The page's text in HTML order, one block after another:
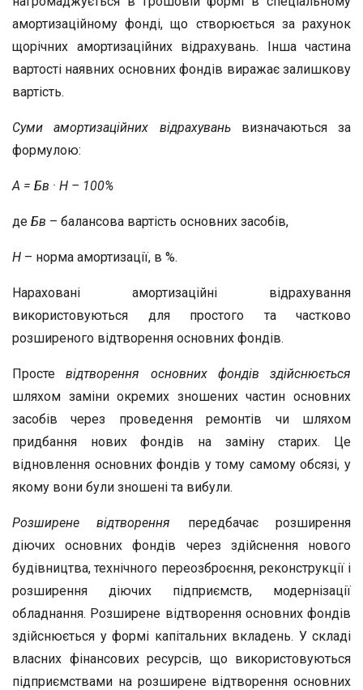
амортизаційному фонді, що створюється за рахунок
щорічних амортизаційних відрахувань. Інша частина
вартості наявних основних фондів виражає залишкову
вартість.
Суми амортизаційних відрахуваньвизначаються за
формулою:
А = Бв · Н – 100%
де Бв – балансова вартість основних засобів,
Н – норма амортизації, в %.
Нараховані амортизаційні відрахування
використовуються для простого та частково
розширеного відтворення основних фондів.
Простевідтворення основних фондів здійснюється
шляхом заміни окремих зношених частин основних
засобів через проведення ремонтів чи шляхом
придбання нових фондів на заміну старих. Це
відновлення основних фондів у тому самому обсязі, у
якому вони були зношені та вибули.
Розширене відтворення передбачає розширення
діючих основних фондів через здійснення нового
будівництва, технічного переозброєння, реконструкції і
розширення діючих підприємств, модернізації
обладнання. Розширене відтворення основних фондів
здійснюється у формі капітальних вкладень. У складі
власних фінансових ресурсів, що використовуються
підприємствами на розширене відтворення основних